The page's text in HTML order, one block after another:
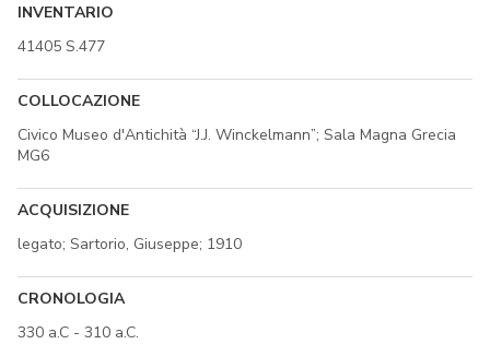
INVENTARIO
41405 S.477
COLLOCAZIONE
Civico Museo d'Antichità “J.J. Winckelmann”; Sala Magna Grecia
MG6
ACQUISIZIONE
legato; Sartorio, Giuseppe; 1910
CRONOLOGIA
330 a.C - 310 a.C.